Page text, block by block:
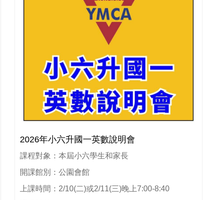
2026年小六升國一英數說明會
課程對象：本屆小六學生和家長
開課館別：公園會館
上課時間：2/10(二)或2/11(三)晚上7:00-8:40